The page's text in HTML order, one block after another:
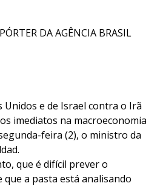
DA AGÊNCIA BRASIL
Unidos e de Israel contra o Irã
imediatos na macroeconomia
feira (2), o ministro da
que é difícil prever o
a pasta está analisando